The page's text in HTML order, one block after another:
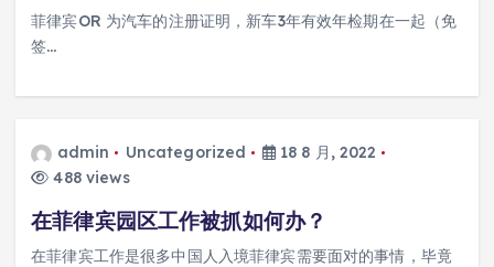
菲律宾OR 为汽车的注册证明，新车3年有效年检期在一起（免
签…
admin Uncategorized
18 8 月, 2022
488 views
在菲律宾园区工作被抓如何办？
在菲律宾工作是很多中国人入境菲律宾需要面对的事情，毕竟